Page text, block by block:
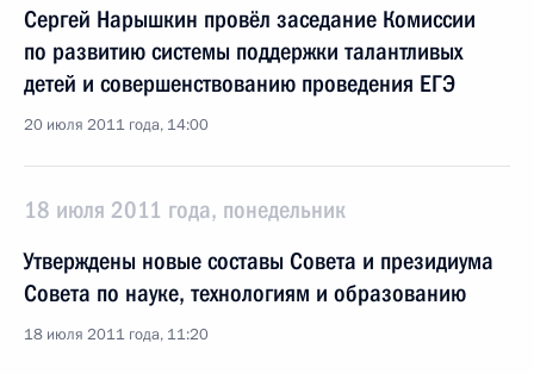
Сергей Нарышкин провёл заседание Комиссии
по развитию системы поддержки талантливых
детей и совершенствованию проведения ЕГЭ
20 июля 2011 года, 14:00
18 июля 2011 года, понедельник
Утверждены новые составы Совета и президиума
Совета по науке, технологиям и образованию
18 июля 2011 года, 11:20